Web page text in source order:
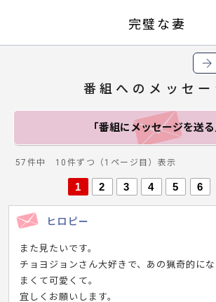
完璧な妻
番組へのメッセー
「番組にメッセージを送る
57件中 10件ずつ（1ページ目）表示
1 2 3 4 5 6
ヒロピー
また見たいです。
チョヨジョンさん大好きで、あの猟奇的に
まくて可愛くて。
宜しくお願いします。